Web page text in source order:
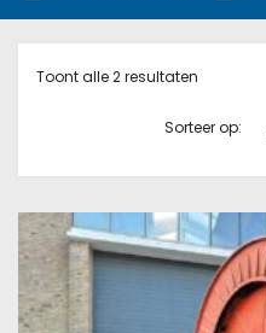
Toont alle 2 resultaten
Sorteer op: